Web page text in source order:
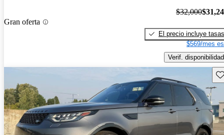
Gran oferta
$32,000
El precio incluye tasas
$569/mes
Verif. disponibilidad